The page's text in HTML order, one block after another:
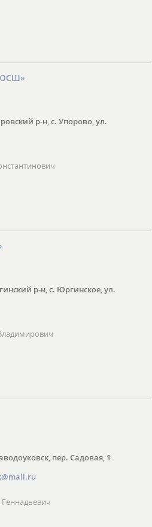
р-н, с. Упорово, ул.
р-н, с. Юргинское, ул.
пер. Садовая, 1